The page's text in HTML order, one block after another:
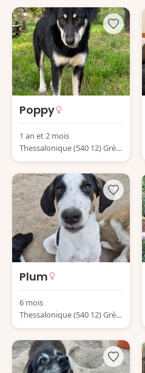
Poppy
1 an et 2 mois
Thessalonique (540 12) Grèc
e
Plum
6 mois
Thessalonique (540 12) Grèc
e